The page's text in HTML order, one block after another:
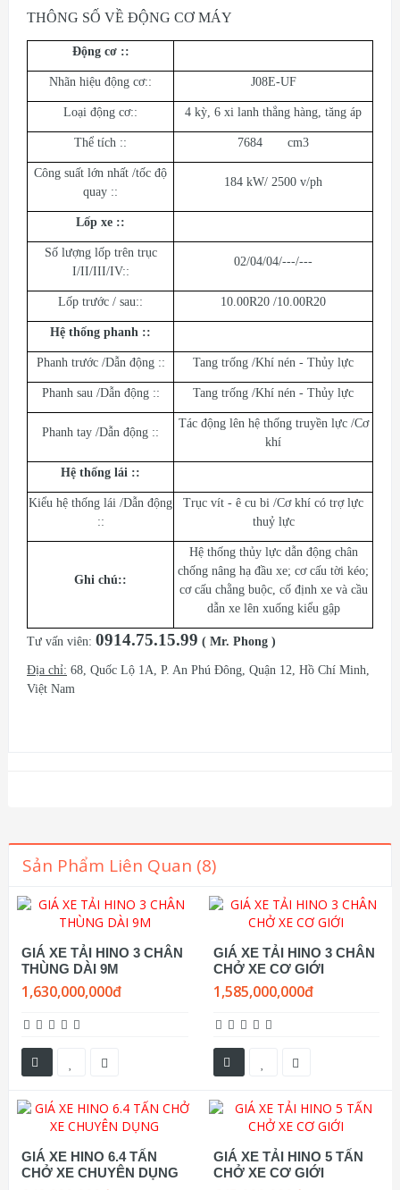
THÔNG SỐ VỀ ĐỘNG CƠ MÁY
Động cơ ::
Nhãn hiệu động cơ:: J08E-UF
Loại động cơ:: 4 kỳ, 6 xi lanh thẳng hàng, tăng áp
Thể tích :: 7684 cm3
Công suất lớn nhất /tốc độ
quay ::
184 kW/ 2500 v/ph
Lốp xe ::
Số lượng lốp trên trục
I/II/III/IV::
02/04/04/---/---
Lốp trước / sau:: 10.00R20 /10.00R20
Hệ thống phanh ::
Phanh trước /Dẫn động :: Tang trống /Khí nén - Thủy lực
Phanh sau /Dẫn động :: Tang trống /Khí nén - Thủy lực
Phanh tay /Dẫn động ::
Tác động lên hệ thống truyền lực /Cơ
khí
Hệ thống lái ::
Kiểu hệ thống lái /Dẫn động
::
Trục vít - ê cu bi /Cơ khí có trợ lực
thuỷ lực
Ghi chú::
Hệ thống thủy lực dẫn động chân
chống nâng hạ đầu xe; cơ cấu tời kéo;
cơ cấu chằng buộc, cố định xe và cầu
dẫn xe lên xuống kiểu gập
Tư vấn viên: 0914.75.15.99 ( Mr. Phong )
Địa chỉ: 68, Quốc Lộ 1A, P. An Phú Đông, Quận 12, Hồ Chí Minh,
Việt Nam
Sản Phẩm Liên Quan (8)
GIÁ XE TẢI HINO 3 CHÂN
THÙNG DÀI 9M
1,630,000,000đ
GIÁ XE TẢI HINO 3 CHÂN
CHỞ XE CƠ GIỚI
1,585,000,000đ
GIÁ XE HINO 6.4 TẤN
CHỞ XE CHUYÊN DỤNG
GIÁ XE TẢI HINO 5 TẤN
CHỞ XE CƠ GIỚI